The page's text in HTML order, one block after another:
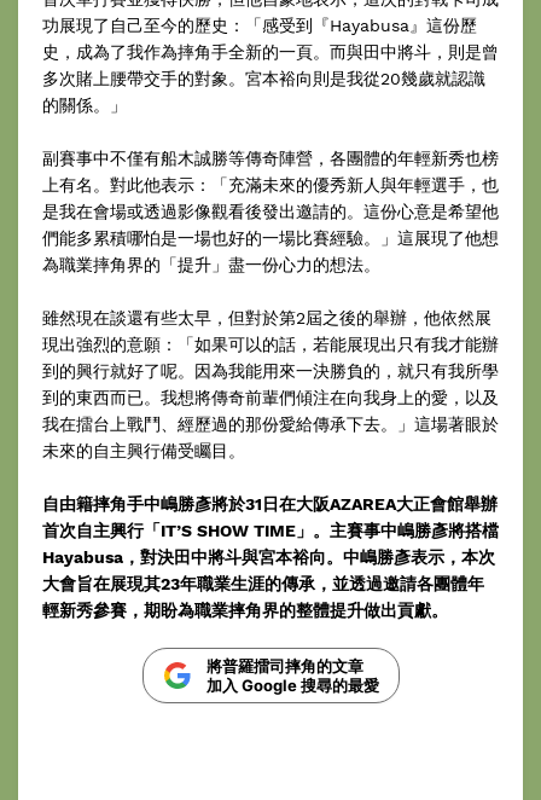
功展現了自己至今的歷史：「感受到『Hayabusa』這份歷
史，成為了我作為摔角手全新的一頁。而與田中將斗，則是曾
多次賭上腰帶交手的對象。宮本裕向則是我從20幾歲就認識
的關係。」
副賽事中不僅有船木誠勝等傳奇陣營，各團體的年輕新秀也榜
上有名。對此他表示：「充滿未來的優秀新人與年輕選手，也
是我在會場或透過影像觀看後發出邀請的。這份心意是希望他
們能多累積哪怕是一場也好的一場比賽經驗。」這展現了他想
為職業摔角界的「提升」盡一份心力的想法。
雖然現在談還有些太早，但對於第2屆之後的舉辦，他依然展
現出強烈的意願：「如果可以的話，若能展現出只有我才能辦
到的興行就好了呢。因為我能用來一決勝負的，就只有我所學
到的東西而已。我想將傳奇前輩們傾注在向我身上的愛，以及
我在擂台上戰鬥、經歷過的那份愛給傳承下去。」這場著眼於
未來的自主興行備受矚目。
自由籍摔角手中嶋勝彥將於31日在大阪AZAREA大正會館舉辦
首次自主興行「IT’S SHOW TIME」。主賽事中嶋勝彥將搭檔
Hayabusa，對決田中將斗與宮本裕向。中嶋勝彥表示，本次
大會旨在展現其23年職業生涯的傳承，並透過邀請各團體年
輕新秀參賽，期盼為職業摔角界的整體提升做出貢獻。
將普羅擂司摔角的文章
加入 Google 搜尋的最愛